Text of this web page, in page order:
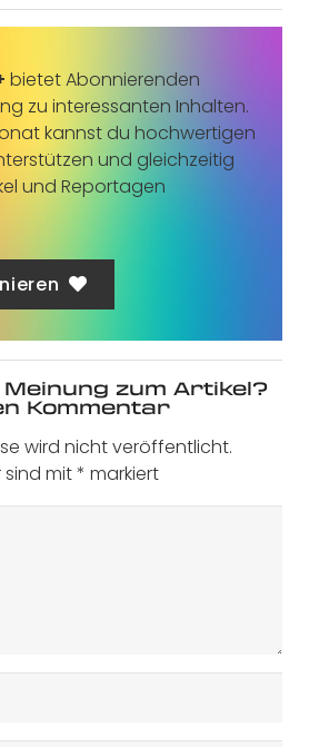
bietet Abonnierenden
zu interessanten Inhalten.
kannst du hochwertigen
und gleichzeitig
und Reportagen
zum Artikel?
Kommentar
wird nicht veröffentlicht.
sind mit* markiert